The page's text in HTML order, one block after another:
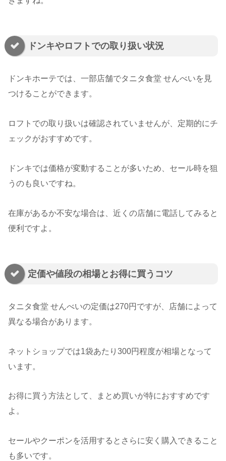
ドンキやロフトでの取り扱い状況
ドンキホーテでは、一部店舗でタニタ食堂 せんべいを見
つけることができます。
ロフトでの取り扱いは確認されていませんが、定期的にチ
ェックがおすすめです。
ドンキでは価格が変動することが多いため、セール時を狙
うのも良いですね。
在庫があるか不安な場合は、近くの店舗に電話してみると
便利ですよ。
定価や値段の相場とお得に買うコツ
タニタ食堂 せんべいの定価は270円ですが、店舗によって
異なる場合があります。
ネットショップでは1袋あたり300円程度が相場となって
います。
お得に買う方法として、まとめ買いが特におすすめです
よ。
セールやクーポンを活用するとさらに安く購入できること
も多いです。